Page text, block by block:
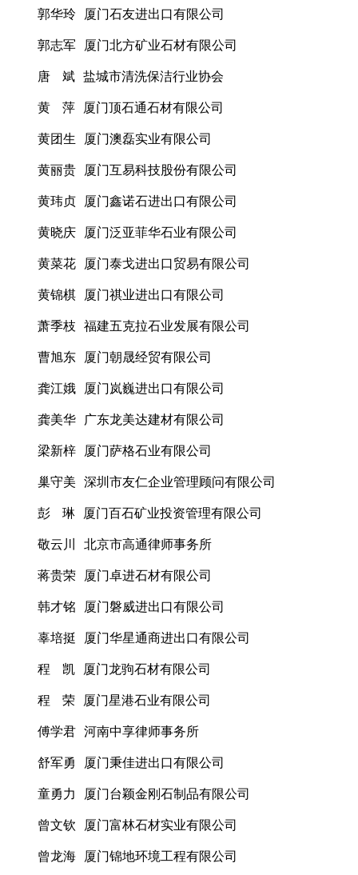
郭华玲 厦门石友进出口有限公司
郭志军 厦门北方矿业石材有限公司
唐 斌 盐城市清洗保洁行业协会
黄 萍 厦门顶石通石材有限公司
黄团生 厦门澳磊实业有限公司
黄丽贵 厦门互易科技股份有限公司
黄玮贞 厦门鑫诺石进出口有限公司
黄晓庆 厦门泛亚菲华石业有限公司
黄菜花 厦门泰戈进出口贸易有限公司
黄锦棋 厦门祺业进出口有限公司
萧季枝 福建五克拉石业发展有限公司
曹旭东 厦门朝晟经贸有限公司
龚江娥 厦门岚巍进出口有限公司
龚美华 广东龙美达建材有限公司
梁新梓 厦门萨格石业有限公司
巢守美 深圳市友仁企业管理顾问有限公司
彭 琳 厦门百石矿业投资管理有限公司
敬云川 北京市高通律师事务所
蒋贵荣 厦门卓进石材有限公司
韩才铭 厦门磐威进出口有限公司
辜培挺 厦门华星通商进出口有限公司
程 凯 厦门龙驹石材有限公司
程 荣 厦门星港石业有限公司
傅学君 河南中享律师事务所
舒军勇 厦门秉佳进出口有限公司
童勇力 厦门台颖金刚石制品有限公司
曾文钦 厦门富林石材实业有限公司
曾龙海 厦门锦地环境工程有限公司